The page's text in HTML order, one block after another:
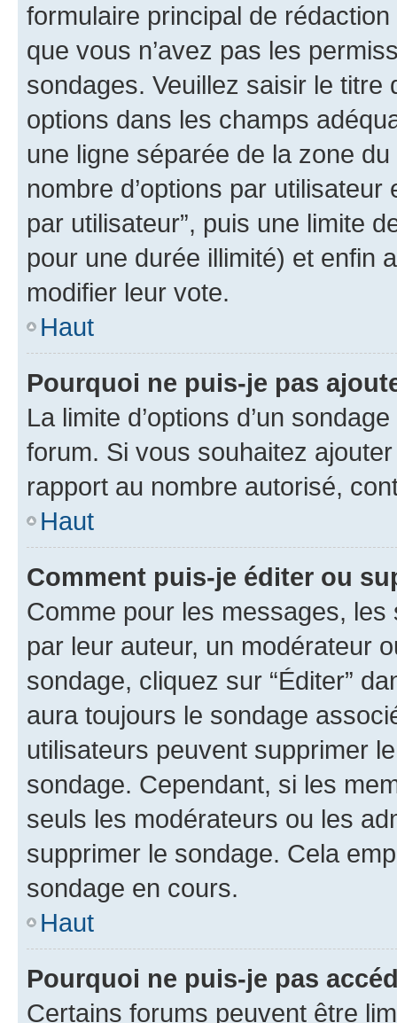
formulaire principal de
que vous n’avez pas les
sondages. Veuillez saisir le
options dans les champs
une ligne séparée de la zone
nombre d’options par
par utilisateur”, puis une limite
pour une durée illimité) et enfin
modifier leur vote.
Haut
Pourquoi ne puis-je pas
La limite d’options d’un
forum. Si vous souhaitez
rapport au nombre autorisé,
Haut
Comment puis-je éditer ou
Comme pour les messages,
par leur auteur, un modérateur
sondage, cliquez sur “Éditer”
aura toujours le sondage
utilisateurs peuvent supprimer
sondage. Cependant, si les
seuls les modérateurs ou les
supprimer le sondage. Cela
sondage en cours.
Haut
Pourquoi ne puis-je pas
Certains forums peuvent être